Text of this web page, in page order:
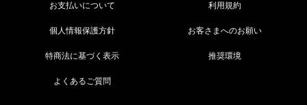
お支払いについて 利用規約
個人情報保護方針 お客さまへのお願い
特商法に基づく表示 推奨環境
よくあるご質問